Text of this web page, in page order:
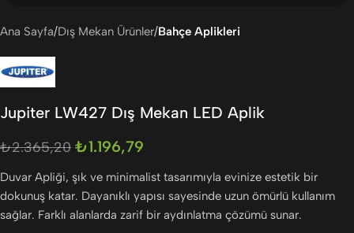
Ana Sayfa Dış Mekan Ürünler Bahçe Aplikleri
Jupiter LW427 Dış Mekan LED Aplik
₺2.365,20 ₺1.196,79
Duvar Apliği, şık ve minimalist tasarımıyla evinize estetik bir
dokunuş katar. Dayanıklı yapısı sayesinde uzun ömürlü kullanım
sağlar. Farklı alanlarda zarif bir aydınlatma çözümü sunar.